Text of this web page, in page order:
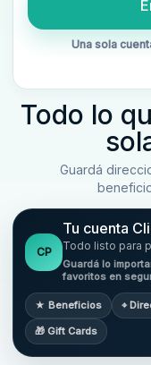
Una sola
Todo lo
Guardá
CP
Tu cuenta
Todo listo para
Guardá lo
favoritos en
★ Beneficios ⌖
🎁 Gift Cards